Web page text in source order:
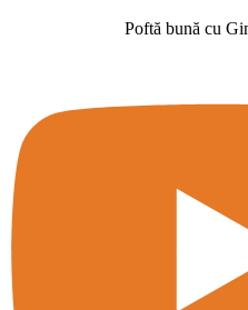
Poftă bună cu